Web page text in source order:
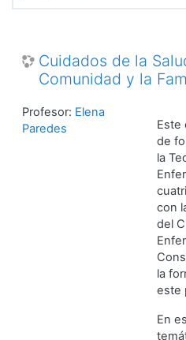
Cuidados de la
Comunidad y la
Este
de
la
con
del
la
este
En
Profesor: Elena
Paredes